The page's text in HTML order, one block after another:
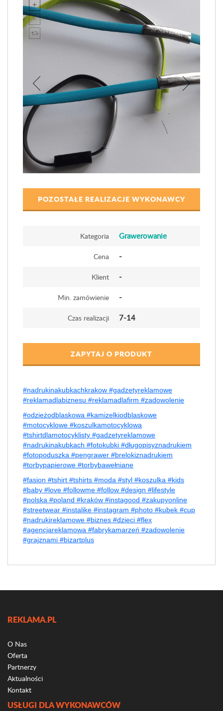
POZOSTAŁE REALIZACJE WYKONAWCY
Kategoria Grawerowanie
Cena -
Klient -
Min. zamówienie -
Czas realizacji 7-14
ZAPYTAJ O PRODUKT
#nadrukinakubkachkrakow #gadzetyreklamowe
#reklamadlabiznesu #reklamadlafirm #zadowolenie
#odzieżodblaskowa #kamizelkiodblaskowe
#motocyklowe #koszulkamotocyklowa
#tshirtdlamotocyklisty #gadzetyreklamowe
#nadrukinakubkach #fotokubki #długopisyznadrukiem
#fotopoduszka #pengrawer #brelokiznadrukiem
#torbypapierowe #torbybawełniane
#fasion #tshirt #tshirts #moda #styl #koszulka #kids
#baby #love #followme #follow #design #lifestyle
#polska #poland #kraków #instagood #zakupyonline
#streetwear #instalike #instagram #photo #kubek #cup
#nadrukireklamowe #biznes #dzieci #flex
#agencjareklamowa #fabrykamarzeń #zadowolenie
#grajznami #bizartplus
REKLAMA.PL
O Nas
Oferta
Partnerzy
Aktualności
Kontakt
USŁUGI DLA WYKONAWCÓW